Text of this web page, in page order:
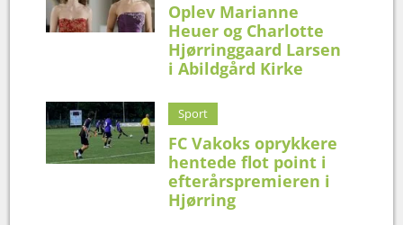
Oplev Marianne
Heuer og Charlotte
Hjørringgaard Larsen
i Abildgård Kirke
Sport
FC Vakoks oprykkere
hentede flot point i
efterårspremieren i
Hjørring